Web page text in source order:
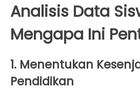
Analisis Data
Mengapa Ini
1. Menentukan
Pendidikan